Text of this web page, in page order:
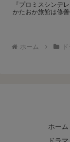
『プロミスシンデ
かたおか旅館は修善
ホーム
ホーム
ドラマ